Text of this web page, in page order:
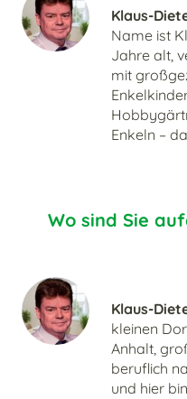
Klaus-
Name ist
Jahre alt,
mit
Enkeln –
Wo sind Sie
Klaus-
kleinen
Anhalt,
beruflich
und hier